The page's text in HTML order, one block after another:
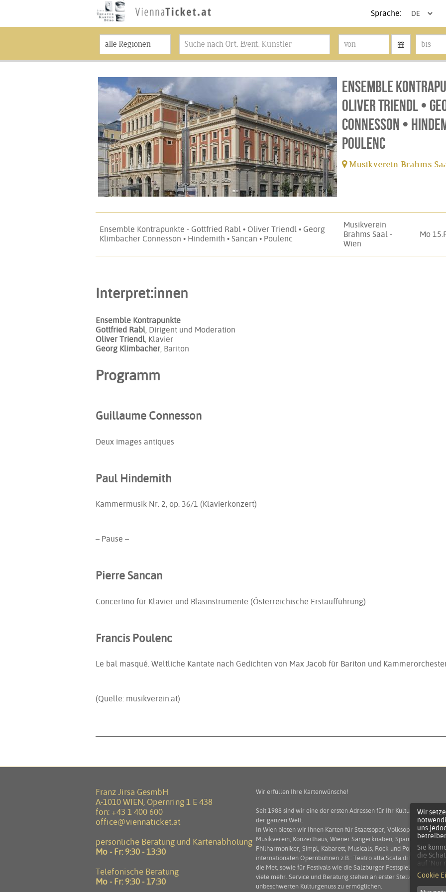
Sprache:
Ensemble
Oliver Triendl •
Connesson •
Poulenc
Musikverein Brahms
Ensemble Kontrapunkte - Gottfried Rabl • Oliver Triendl • Georg
Klimbacher Connesson • Hindemith • Sancan • Poulenc
Musikverein
Brahms Saal -
Wien
Mo
Interpret:innen
Ensemble Kontrapunkte
Gottfried Rabl, Dirigent und Moderation
Oliver Triendl, Klavier
Georg Klimbacher, Bariton
Programm
Guillaume Connesson
Deux images antiques
Paul Hindemith
Kammermusik Nr. 2, op. 36/1 (Klavierkonzert)
– Pause –
Pierre Sancan
Concertino für Klavier und Blasinstrumente (Österreichische Erstaufführung)
Francis Poulenc
Le bal masqué. Weltliche Kantate nach Gedichten von Max Jacob für Bariton und
(Quelle: musikverein.at)
Franz Jirsa GesmbH
A-1010 WIEN, Opernring 1 E 438
fon: +43 1 400 600
office@viennaticket.at
persönliche Beratung und Kartenabholung
Mo - Fr: 9:30 - 13:30
Telefonische Beratung
Mo - Fr: 9:30 - 17:30
Wir erfüllen Ihre Kartenwünsche!
Seit 1988 sind wir eine der ersten Adressen für Ihr Kulturprogramm
der ganzen Welt.
In Wien bieten wir Ihnen Karten für Staatsoper, Volksoper,
Musikverein, Konzerthaus, Wiener Sängerknaben, Spanische
Philharmoniker, Simpl, Kabarett, Musicals, Rock und Pop! Darüber
internationalen Opernbühnen z.B.: Teatro alla Scala di Milano,
die Met, sowie für Festivals wie die Salzburger Festspiele, die Arena
viele mehr. Service und Beratung stehen an erster Stelle um Ihnen
unbeschwerten Kulturgenuss zu ermöglichen.
Wir
uns
Sie
die
auf 'Nur
Die
Cookie